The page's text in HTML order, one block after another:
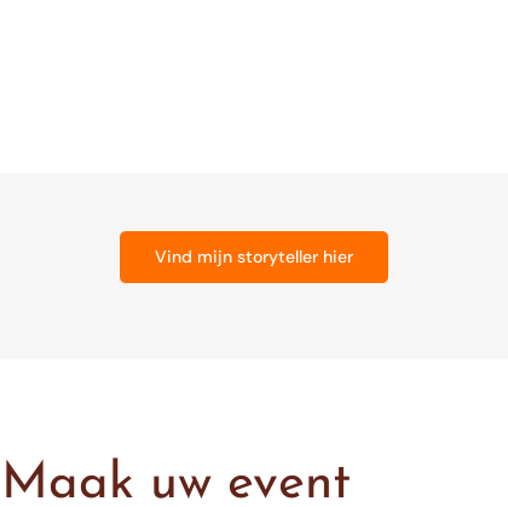
Vind mijn storyteller hier
Maak uw event